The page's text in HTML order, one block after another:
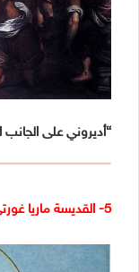
“أديروني على الجانب
5- القديسة ماريا غورتي